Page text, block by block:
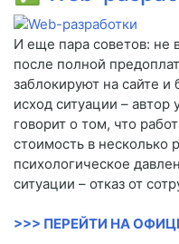
И еще пара советов: не
после полной
заблокируют на сайте и
исход ситуации – автор
говорит о том, что
стоимость в несколько
психологическое
ситуации – отказ от
>>> ПЕРЕЙТИ НА